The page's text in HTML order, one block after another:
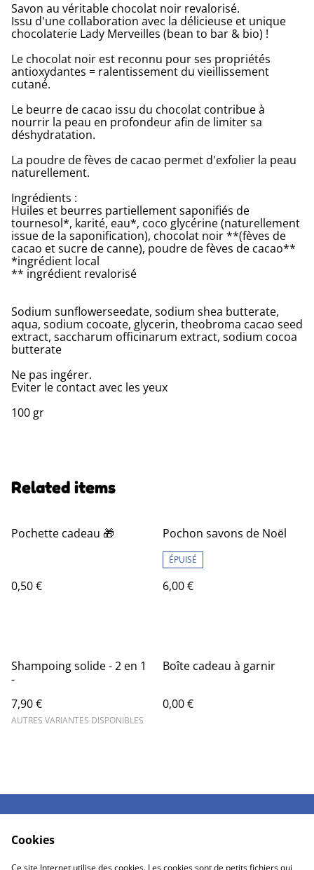
Savon au véritable chocolat noir revalorisé.
Issu d'une collaboration avec la délicieuse et unique
chocolaterie Lady Merveilles (bean to bar & bio) !
Le chocolat noir est reconnu pour ses propriétés
antioxydantes = ralentissement du vieillissement
cutané.
Le beurre de cacao issu du chocolat contribue à
nourrir la peau en profondeur afin de limiter sa
déshydratation.
La poudre de fèves de cacao permet d'exfolier la peau
naturellement.
Ingrédients :
Huiles et beurres partiellement saponifiés de
tournesol*, karité, eau*, coco glycérine (naturellement
issue de la saponification), chocolat noir **(fèves de
cacao et sucre de canne), poudre de fèves de cacao**
*ingrédient local
** ingrédient revalorisé
Sodium sunflowerseedate, sodium shea butterate,
aqua, sodium cocoate, glycerin, theobroma cacao seed
extract, saccharum officinarum extract, sodium cocoa
butterate
Ne pas ingérer.
Eviter le contact avec les yeux
100 gr
Related items
Pochette cadeau 🎁
0,50 €
Pochon savons de Noël
ÉPUISÉ
6,00 €
Shampoing solide - 2 en 1
-
7,90 €
AUTRES VARIANTES DISPONIBLES
Boîte cadeau à garnir
0,00 €
Politique de
Cookies 🍪 politique
Cookies
Ce site Internet utilise des cookies. Les cookies sont de petits fichiers qui